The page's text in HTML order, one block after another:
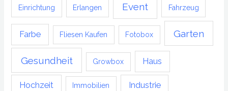
Einrichtung Erlangen Event Fahrzeug
Farbe Fliesen Kaufen Fotobox Garten
Gesundheit Growbox Haus
Hochzeit Immobilien Industrie